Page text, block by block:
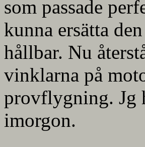
som passade
kunna ersätta
hållbar. Nu
vinklarna på
provflygning. Jg
imorgon.